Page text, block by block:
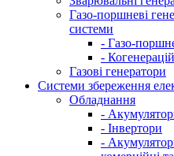
Газо-поршневі
системи
- Газо-
-
Газові генератори
Системи збереження
Обладнання
-
- Інвертори
-